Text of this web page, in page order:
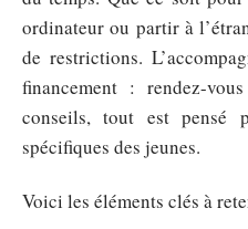
ordinateur ou partir à
de restrictions.
financement : rendez-
conseils, tout est pensé
spécifiques des jeunes.
Voici les éléments clés à